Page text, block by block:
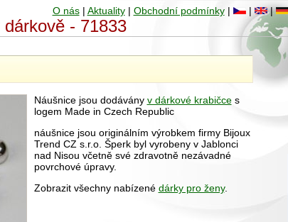
O nás| Aktuality| Obchodní podmínky| | |
- 71833
Náušnice jsou dodávány v dárkové krabičces
logem Made in Czech Republic
náušnice jsou originálním výrobkem firmy Bijoux
Trend CZ s.r.o. Šperk byl vyrobeny v Jablonci
nad Nisou včetně své zdravotně nezávadné
povrchové úpravy.
Zobrazit všechny nabízené dárky pro ženy.